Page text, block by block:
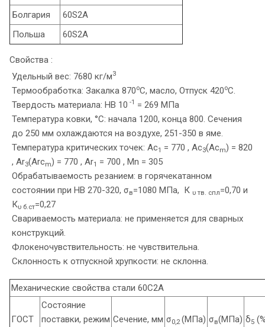
Болгария
60S2A
Польша
60S2A
Свойства :
Удельный вес: 7680 кг/м3
Термообработка: Закалка 870oC, масло, Отпуск 420oC.
Твердость материала: HB 10 -1
= 269 МПа
Температура ковки, °С: начала 1200, конца 800. Сечения
до 250 мм охлаждаются на воздухе, 251-350 в яме.
Температура критических точек: Ac1 = 770 , Ac3(Acm) = 820
, Ar3(Arcm) = 770 , Ar1 = 700 , Mn = 305
Обрабатываемость резанием: в горячекатанном
состоянии при HB 270-320, σв=1080 МПа, К υ тв. спл=0,70 и
Кυ б.ст=0,27
Свариваемость материала: не применяется для сварных
конструкций.
Флокеночувствительность: не чувствительна.
Склонность к отпускной хрупкости: не склонна.
Механические свойства стали 60С2А
ГОСТ
Состояние
поставки, режим Сечение, мм σ0,2(МПа) σв(МПа) δ5